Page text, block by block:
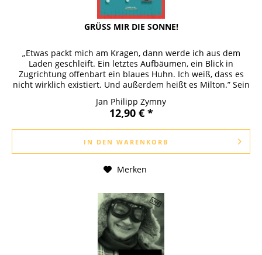
GRÜSS MIR DIE SONNE!
„Etwas packt mich am Kragen, dann werde ich aus dem
Laden geschleift. Ein letztes Aufbäumen, ein Blick in
Zugrichtung offenbart ein blaues Huhn. Ich weiß, dass es
nicht wirklich existiert. Und außerdem heißt es Milton.” Sein
Jan Philipp Zymny
12,90 € *
IN DEN WARENKORB
Merken